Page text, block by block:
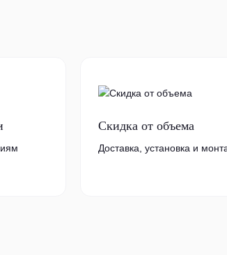
Скидка от объема
Доставка, установка и